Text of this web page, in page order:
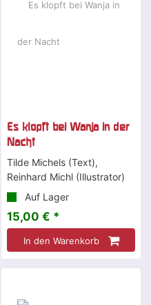
Es klopft bei Wanja in der
Nacht
Tilde Michels (Text),
Reinhard Michl (Illustrator)
Auf Lager
15,00 € *
In den Warenkorb